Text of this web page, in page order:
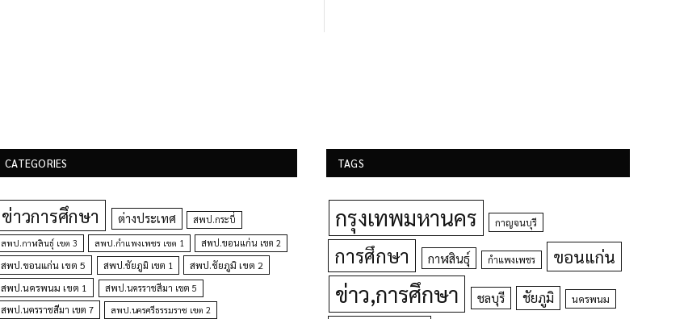
CATEGORIES
ข่าวการศึกษา ต่างประเทศ สพป.กระบี่
สพป.กาฬสินธุ์ เขต 3 สพป.กำแพงเพชร เขต 1 สพป.ขอนแก่น เขต 2
สพป.ขอนแก่น เขต 5 สพป.ชัยภูมิ เขต 1
สพป.ชัยภูมิ เขต 2
สพป.นครพนม เขต 1
สพป.นครราชสีมา เขต 5
สพป.นครราชสีมา เขต 7
สพป.นครศรีธรรมราช เขต 2
TAGS
กรุงเทพมหานคร กาญจนบุรี
การศึกษา กาฬสินธุ์ กำแพงเพชร ขอนแก่น
ข่าว,การศึกษา ชลบุรี ชัยภูมิ นครพนม